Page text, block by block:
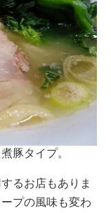
豚タイプ。
るお店もありま
プの風味も変わ